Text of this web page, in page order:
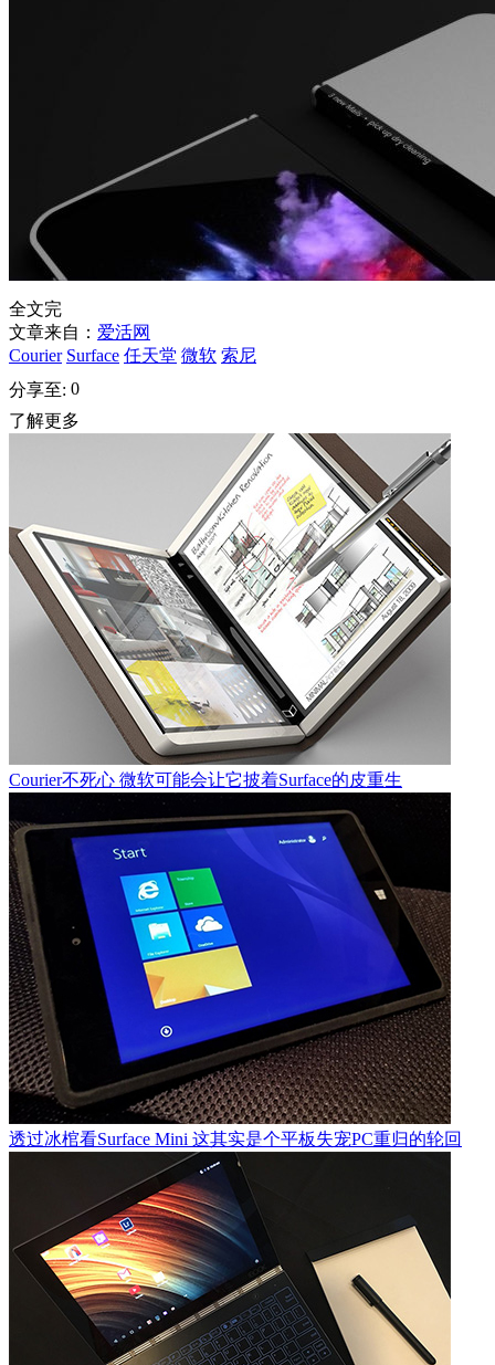
全文完
文章来自： 爱活网
Courier Surface 任天堂 微软 索尼
分享至: 0
了解更多
Courier不死心 微软可能会让它披着Surface的皮重生
透过冰棺看Surface Mini 这其实是个平板失宠PC重归的轮回